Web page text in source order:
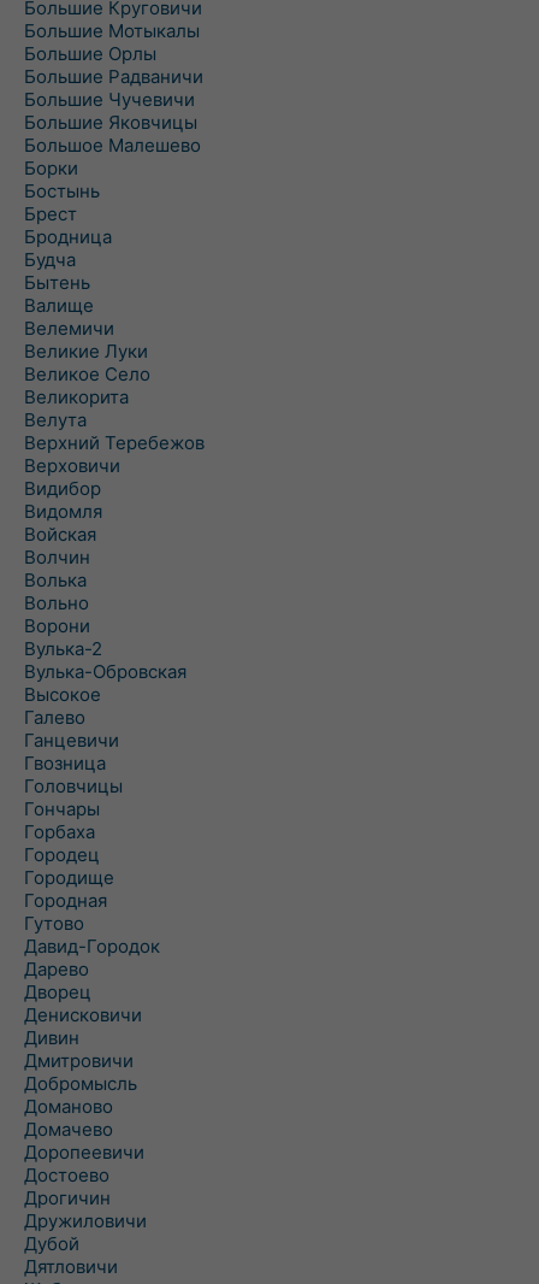
Большие Круговичи
Большие Мотыкалы
Большие Орлы
Большие Радваничи
Большие Чучевичи
Большие Яковчицы
Большое Малешево
Борки
Бостынь
Брест
Бродница
Будча
Бытень
Валище
Велемичи
Великие Луки
Великое Село
Великорита
Велута
Верхний Теребежов
Верховичи
Видибор
Видомля
Войская
Волчин
Волька
Вольно
Ворони
Вулька-2
Вулька-Обровская
Высокое
Галево
Ганцевичи
Гвозница
Головчицы
Гончары
Горбаха
Городец
Городище
Городная
Гутово
Давид-Городок
Дарево
Дворец
Денисковичи
Дивин
Дмитровичи
Добромысль
Доманово
Домачево
Доропеевичи
Достоево
Дрогичин
Дружиловичи
Дубой
Дятловичи